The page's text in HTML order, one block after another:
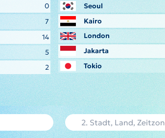
0
7
14
5
2
Seoul
Kairo
London
Jakarta
Tokio